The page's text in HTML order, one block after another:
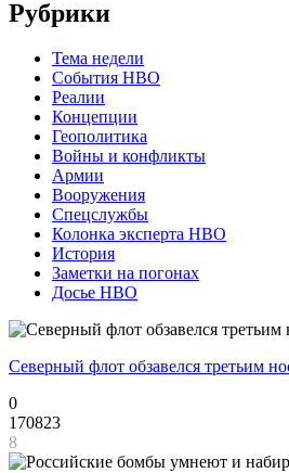
Рубрики
Тема недели
События НВО
Реалии
Концепции
Геополитика
Войны и конфликты
Армии
Вооружения
Спецслужбы
Колонка эксперта НВО
История
Заметки на погонах
Досье НВО
Северный флот обзавелся третьим
0
170823
8